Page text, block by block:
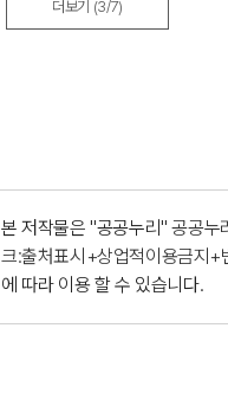
더보기 (3/7)
본 저작물은 "공공누리"공공누
크:출처표시+상업적이용금지+
에 따라 이용 할 수 있습니다.